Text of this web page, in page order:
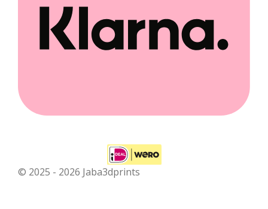
© 2025 - 2026 Jaba3dprints